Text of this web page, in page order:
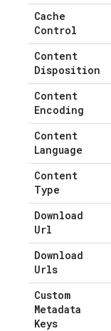
Cache
Control
Content
Disposition
Content
Encoding
Content
Language
Content
Type
Download
Url
Download
Urls
Custom
Metadata
Keys